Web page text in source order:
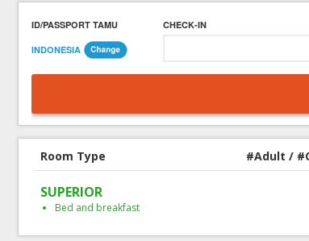
ID/PASSPORT TAMU
INDONESIA
CHECK-IN
Room Type #Adult /
SUPERIOR
Bed and breakfast